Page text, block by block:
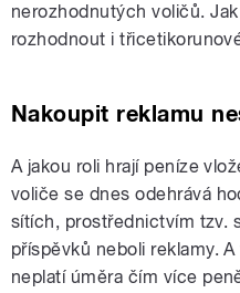
nerozhodnutých voličů.
rozhodnout i
Nakoupit reklamu
A jakou roli hrají peníze
voliče se dnes odehrává
sítích, prostřednictvím tzv.
příspěvků neboli reklamy.
neplatí úměra čím více